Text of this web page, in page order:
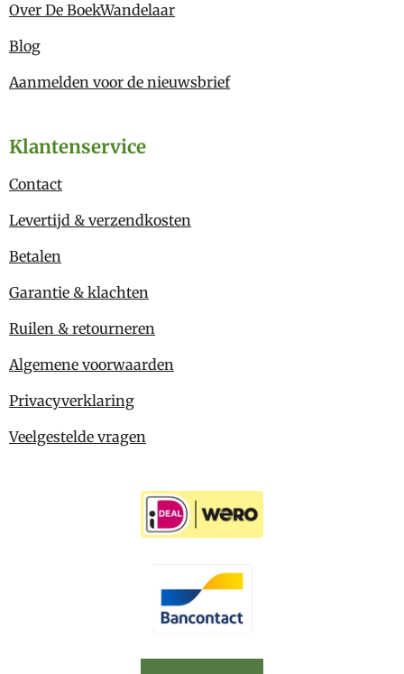
Over De BoekWandelaar
Blog
Aanmelden voor de nieuwsbrief
Klantenservice
Contact
Levertijd & verzendkosten
Betalen
Garantie & klachten
Ruilen & retourneren
Algemene voorwaarden
Privacyverklaring
Veelgestelde vragen